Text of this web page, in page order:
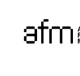
content